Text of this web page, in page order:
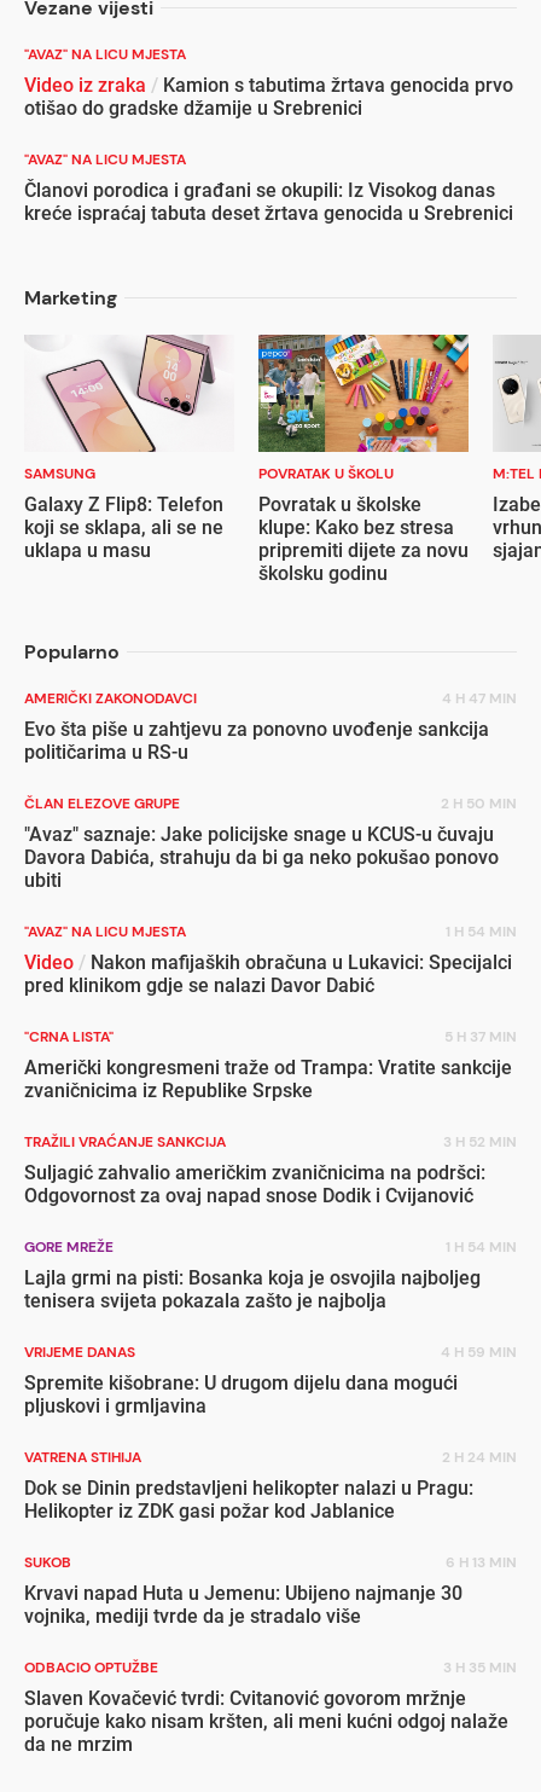
Vezane vijesti
"AVAZ" NA LICU MJESTA
Video iz zraka / Kamion s tabutima žrtava genocida prvo
otišao do gradske džamije u Srebrenici
"AVAZ" NA LICU MJESTA
Članovi porodica i građani se okupili: Iz Visokog danas
kreće ispraćaj tabuta deset žrtava genocida u Srebrenici
Marketing
SAMSUNG
Galaxy Z Flip8: Telefon
koji se sklapa, ali se ne
uklapa u masu
POVRATAK U ŠKOLU
Povratak u školske
klupe: Kako bez stresa
pripremiti dijete za novu
školsku godinu
M:TEL
Popularno
AMERIČKI ZAKONODAVCI 4 H 47 MIN
Evo šta piše u zahtjevu za ponovno uvođenje sankcija
političarima u RS-u
ČLAN ELEZOVE GRUPE 2 H 50 MIN
"Avaz" saznaje: Jake policijske snage u KCUS-u čuvaju
Davora Dabića, strahuju da bi ga neko pokušao ponovo
ubiti
"AVAZ" NA LICU MJESTA 1 H 54 MIN
Video / Nakon mafijaških obračuna u Lukavici: Specijalci
pred klinikom gdje se nalazi Davor Dabić
"CRNA LISTA" 5 H 37 MIN
Američki kongresmeni traže od Trampa: Vratite sankcije
zvaničnicima iz Republike Srpske
TRAŽILI VRAĆANJE SANKCIJA 3 H 52 MIN
Suljagić zahvalio američkim zvaničnicima na podršci:
Odgovornost za ovaj napad snose Dodik i Cvijanović
GORE MREŽE 1 H 54 MIN
Lajla grmi na pisti: Bosanka koja je osvojila najboljeg
tenisera svijeta pokazala zašto je najbolja
VRIJEME DANAS 4 H 59 MIN
Spremite kišobrane: U drugom dijelu dana mogući
pljuskovi i grmljavina
VATRENA STIHIJA 2 H 24 MIN
Dok se Dinin predstavljeni helikopter nalazi u Pragu:
Helikopter iz ZDK gasi požar kod Jablanice
SUKOB 6 H 13 MIN
Krvavi napad Huta u Jemenu: Ubijeno najmanje 30
vojnika, mediji tvrde da je stradalo više
ODBACIO OPTUŽBE 3 H 35 MIN
Slaven Kovačević tvrdi: Cvitanović govorom mržnje
poručuje kako nisam kršten, ali meni kućni odgoj nalaže
da ne mrzim